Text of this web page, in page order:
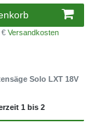
€Versandkosten
Solo LXT 18V
1 bis 2